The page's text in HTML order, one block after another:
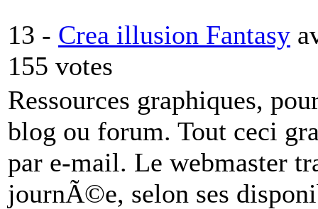
13 - Crea illusion Fantasy
155 votes
Ressources graphiques,
blog ou forum. Tout ceci
par e-mail. Le webmaster
journÃ©e, selon ses